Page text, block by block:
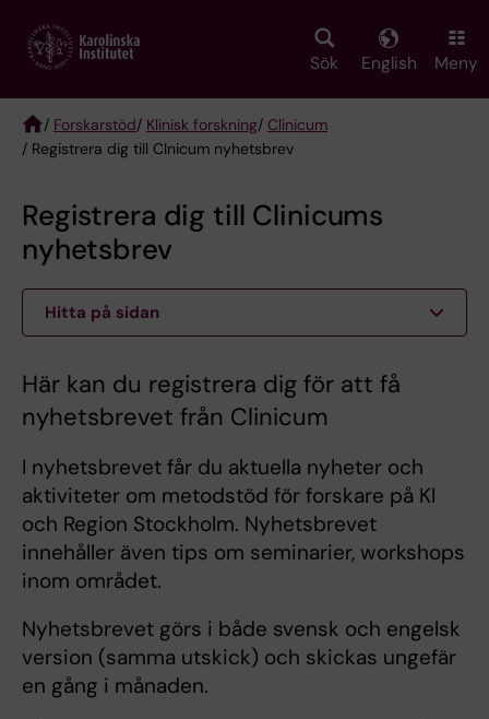
main
Sök English Meny
Breadcrumb
/ Forskarstöd/ Klinisk forskning/ Clinicum
/ Registrera dig till Clnicum nyhetsbrev
Registrera dig till Clinicums
nyhetsbrev
Hitta på sidan
Här kan du registrera dig för att få
nyhetsbrevet från Clinicum
I nyhetsbrevet får du aktuella nyheter och
aktiviteter om metodstöd för forskare på KI
och Region Stockholm. Nyhetsbrevet
innehåller även tips om seminarier, workshops
inom området.
Nyhetsbrevet görs i både svensk och engelsk
version (samma utskick) och skickas ungefär
en gång i månaden.